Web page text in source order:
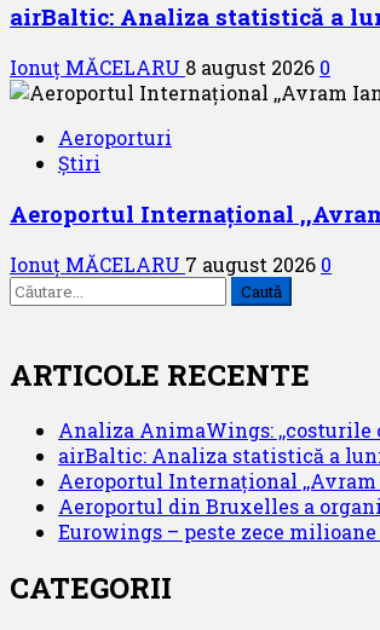
airBaltic: Analiza statistică a
Ionuț MĂCELARU 8 august 2026 0
Aeroporturi
Știri
Aeroportul Internațional
Ionuț MĂCELARU 7 august 2026 0
Caută
după:
ARTICOLE RECENTE
Analiza AnimaWings: ,,costurile
airBaltic: Analiza statistică a
Aeroportul Internațional ,,Avram
Aeroportul din Bruxelles a
Eurowings – peste zece
CATEGORII